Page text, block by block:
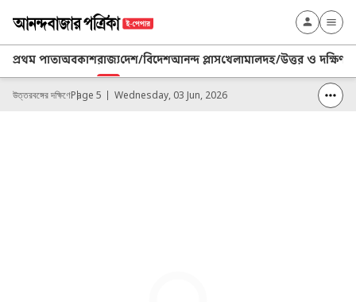
প্রথম পাতাঅবকাশরাজ্যদেশ/বিদেশআনন্দ প্লাসখেলামালদহ/উত্তর ও দক্ষিণ
উত্তরবঙ্গের দক্ষিণেPage 5 Wednesday, 03 Jun, 2026